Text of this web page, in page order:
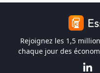
Rejoignez les 1,5
chaque jour des